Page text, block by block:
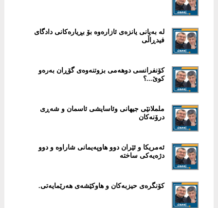
لە بەیانی یانزەی ئازارەوە بۆ بڕیارەکانی دادگای
فیدڕاڵی
کۆنفرانسی دوهەمی بزوتنەوەی گۆڕان بەرەو
کوێ...؟
ململانێی جیهانی وئاسایشی ئاسمان و شەڕی
درۆنەکان
ئەمریکا و ئێران دوو هاوپەیمانی شاراوە و دوو
دژەیەکی ساختە
کۆنگرەی حیزبەکان و هاوکێشەی هەرێمایەتی.